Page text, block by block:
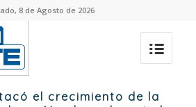
8 de Agosto de 2026
el crecimiento de la